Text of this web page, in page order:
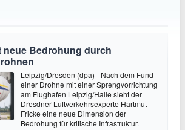
neue Bedrohung durch
Leipzig/Dresden (dpa) - Nach dem Fund
einer Drohne mit einer Sprengvorrichtung
am Flughafen Leipzig/Halle sieht der
Dresdner Luftverkehrsexperte Hartmut
Fricke eine neue Dimension der
Bedrohung für kritische Infrastruktur.